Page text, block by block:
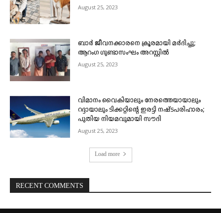
August 25, 2023
ബാർ ജീവനക്കാരനെ ക്രൂരമായി മർദിച്ചു;
ആറംഗ ഗുണ്ടാസംഘം അറസ്റ്റിൽ
August 25, 2023
വിമാനം വൈകിയാലും നേരത്തെയായാലും
റദ്ദായാലും ടിക്കറ്റിന്റെ ഇരട്ടി നഷ്ടപരിഹാരം;
പുതിയ നിയമവുമായി സൗദി
August 25, 2023
Load more
RECENT COMMENTS